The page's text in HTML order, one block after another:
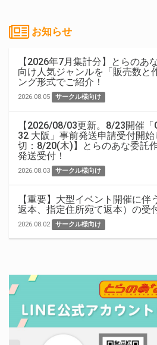
お知らせ
【2026年7月集計分】とらのあ
向け人気ジャンルを「販売数と
ング形式でご紹介！
2026.08.05 サークル様向け
【2026/08/03更新。8/23開催「
32 大阪」事前発送申請受付開
切：8/20(木)】とらのあな委託
発送受付！
2026.08.03 サークル様向け
【重要】大型イベント開催に伴
返本、指定住所宛て返本）の受
2026.08.02 サークル様向け